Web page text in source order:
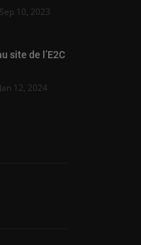
Sep 10, 2023
site de l’E2C
Jan 12, 2024